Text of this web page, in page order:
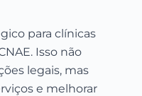
para clínicas
Isso não
legais, mas
e melhorar